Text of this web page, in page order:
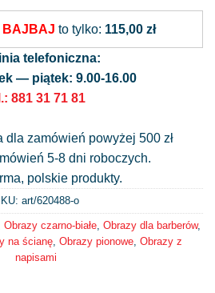
BAJBAJ to tylko: 115,00 zł
telefoniczna:
— piątek: 9.00-16.00
881 31 71 81
dla zamówień powyżej 500 zł
5-8 dni roboczych.
polskie produkty.
art/620488-o
Obrazy czarno-białe Obrazy dla barberów,
na ścianę Obrazy pionowe Obrazy z
napisami